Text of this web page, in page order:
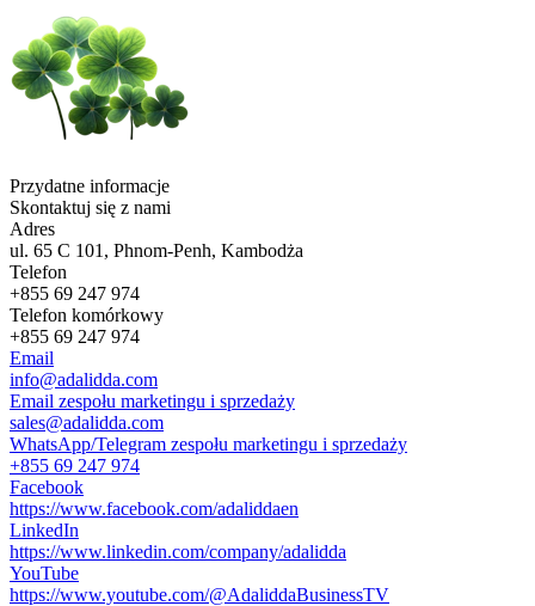
Przydatne informacje
Skontaktuj się z nami
Adres
ul. 65 C 101, Phnom-Penh, Kambodża
Telefon
+855 69 247 974
Telefon komórkowy
+855 69 247 974
Email
info@adalidda.com
Email zespołu marketingu i sprzedaży
sales@adalidda.com
WhatsApp/Telegram zespołu marketingu i sprzedaży
+855 69 247 974
Facebook
https://www.facebook.com/adaliddaen
LinkedIn
https://www.linkedin.com/company/adalidda
YouTube
https://www.youtube.com/@AdaliddaBusinessTV